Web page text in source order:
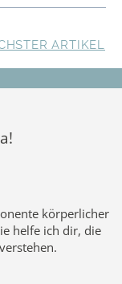
ARTIKEL
körperlicher
helfe ich dir, die